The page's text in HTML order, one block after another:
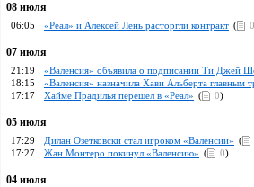
08 июля
06:05 «Реал» и Алексей Лень расторгли контракт ( 0
07 июля
21:19 «Валенсия» объявила о подписании Ти Джей
18:15
«Валенсия» назначила Хави Альберта главным
17:17
Хайме Прадилья перешел в «Реал» ( 0)
05 июля
17:29 Дилан Озетковски стал игроком «Валенсии» (
17:27
Жан Монтеро покинул «Валенсию» ( 0)
04 июля